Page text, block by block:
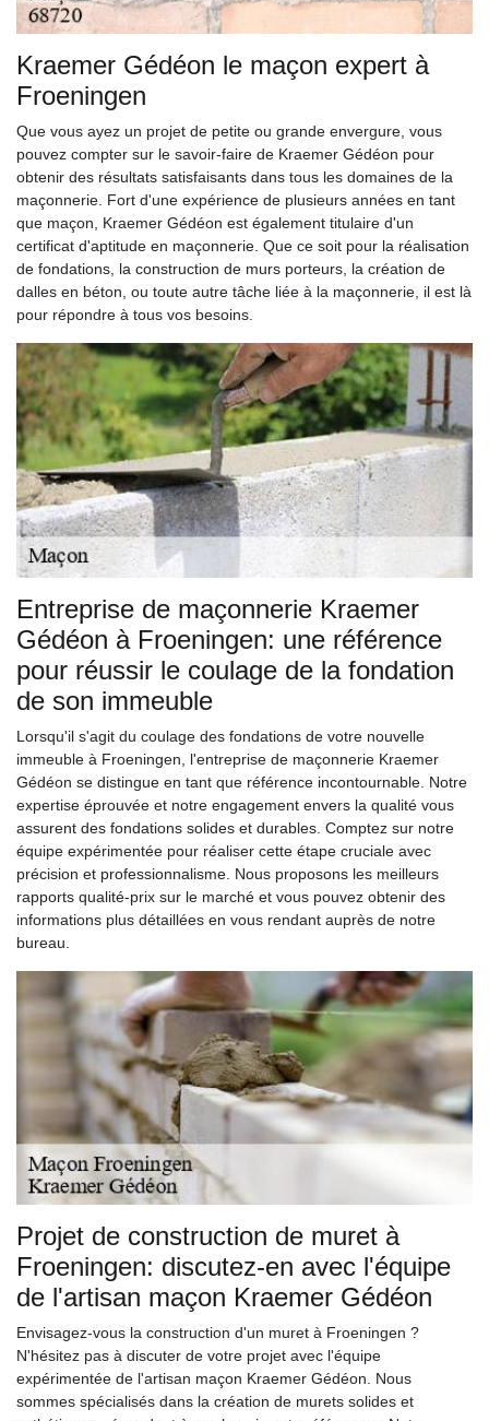
Kraemer Gédéon le maçon expert à
Froeningen
Que vous ayez un projet de petite ou grande envergure, vous
pouvez compter sur le savoir-faire de Kraemer Gédéon pour
obtenir des résultats satisfaisants dans tous les domaines de la
maçonnerie. Fort d'une expérience de plusieurs années en tant
que maçon, Kraemer Gédéon est également titulaire d'un
certificat d'aptitude en maçonnerie. Que ce soit pour la réalisation
de fondations, la construction de murs porteurs, la création de
dalles en béton, ou toute autre tâche liée à la maçonnerie, il est là
pour répondre à tous vos besoins.
Entreprise de maçonnerie Kraemer
Gédéon à Froeningen: une référence
pour réussir le coulage de la fondation
de son immeuble
Lorsqu'il s'agit du coulage des fondations de votre nouvelle
immeuble à Froeningen, l'entreprise de maçonnerie Kraemer
Gédéon se distingue en tant que référence incontournable. Notre
expertise éprouvée et notre engagement envers la qualité vous
assurent des fondations solides et durables. Comptez sur notre
équipe expérimentée pour réaliser cette étape cruciale avec
précision et professionnalisme. Nous proposons les meilleurs
rapports qualité-prix sur le marché et vous pouvez obtenir des
informations plus détaillées en vous rendant auprès de notre
bureau.
Projet de construction de muret à
Froeningen: discutez-en avec l'équipe
de l'artisan maçon Kraemer Gédéon
Envisagez-vous la construction d'un muret à Froeningen ?
N'hésitez pas à discuter de votre projet avec l'équipe
expérimentée de l'artisan maçon Kraemer Gédéon. Nous
sommes spécialisés dans la création de murets solides et